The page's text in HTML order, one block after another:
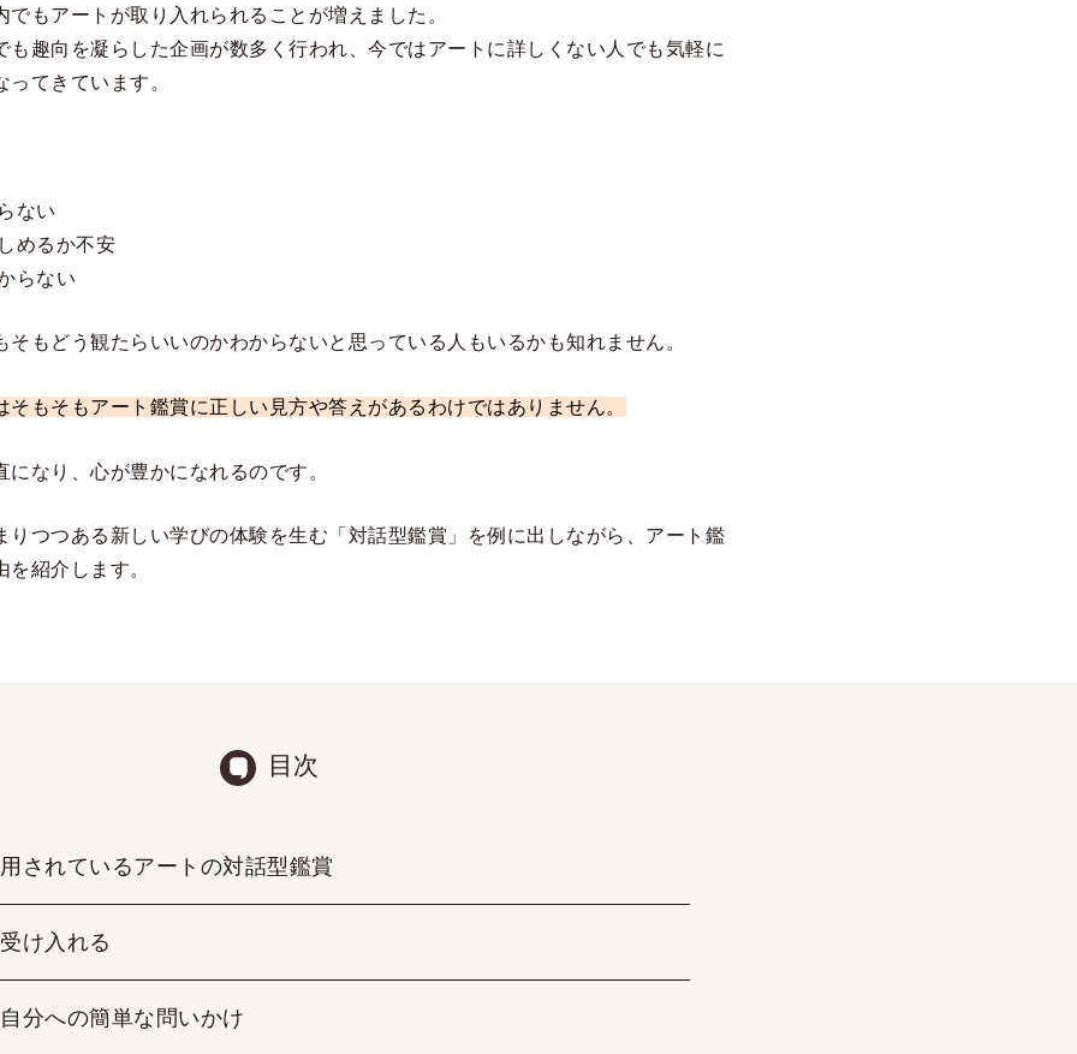
もアートが取り入れられることが増えました。
も趣向を凝らした企画が数多く行われ、今ではアートに詳しくない人でも気軽に
てきています。
ない
めるか不安
らない
そもどう観たらいいのかわからないと思っている人もいるかも知れません。
そもそもアート鑑賞に正しい見方や答えがあるわけではありません。
なり、心が豊かになれるのです。
りつつある新しい学びの体験を生む「対話型鑑賞」を例に出しながら、アート鑑
紹介します。
目次
されているアートの対話型鑑賞
け入れる
分への簡単な問いかけ